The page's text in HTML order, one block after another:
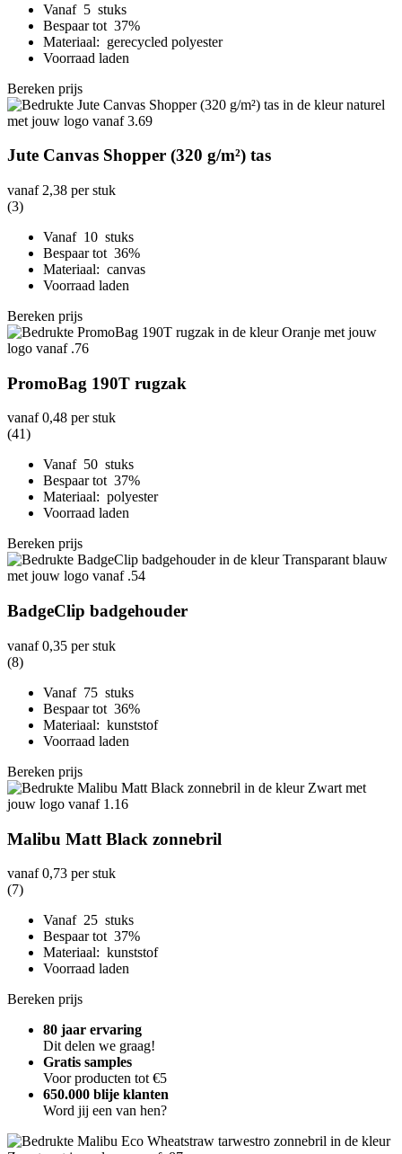
Vanaf 5 stuks
Bespaar tot 37%
Materiaal: gerecycled polyester
Voorraad laden
Bereken prijs
Jute Canvas Shopper (320 g/m²) tas
vanaf 2,38 per stuk
(3)
Vanaf 10 stuks
Bespaar tot 36%
Materiaal: canvas
Voorraad laden
Bereken prijs
PromoBag 190T rugzak
vanaf0,48 per stuk
(41)
Vanaf 50 stuks
Bespaar tot 37%
Materiaal: polyester
Voorraad laden
Bereken prijs
BadgeClip badgehouder
vanaf0,35 per stuk
(8)
Vanaf 75 stuks
Bespaar tot 36%
Materiaal: kunststof
Voorraad laden
Bereken prijs
Malibu Matt Black zonnebril
vanaf0,73 per stuk
(7)
Vanaf 25 stuks
Bespaar tot 37%
Materiaal: kunststof
Voorraad laden
Bereken prijs
80 jaar ervaring
Dit delen we graag!
Gratis samples
Voor producten tot €5
650.000 blije klanten
Word jij een van hen?